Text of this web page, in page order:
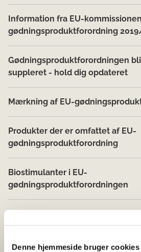
Denne hjemmeside bruger cookies
Information fra EU-
gødningsproduktforordning
Gødningsproduktforordningen
suppleret - hold dig opdateret
Mærkning af EU-
Produkter der er omfattet af EU-
gødningsproduktforordning
Biostimulanter i EU-
gødningsproduktforordningen